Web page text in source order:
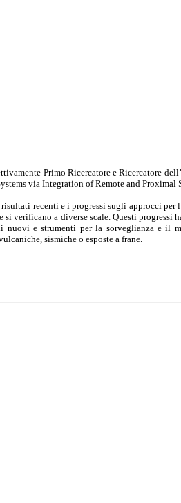
Primo Ricercatore e Ricercatore
via Integration of Remote and Proximal
risultati recenti e i progressi sugli approcci
verificano a diverse scale. Questi
e strumenti per la sorveglianza e il
sismiche o esposte a frane.